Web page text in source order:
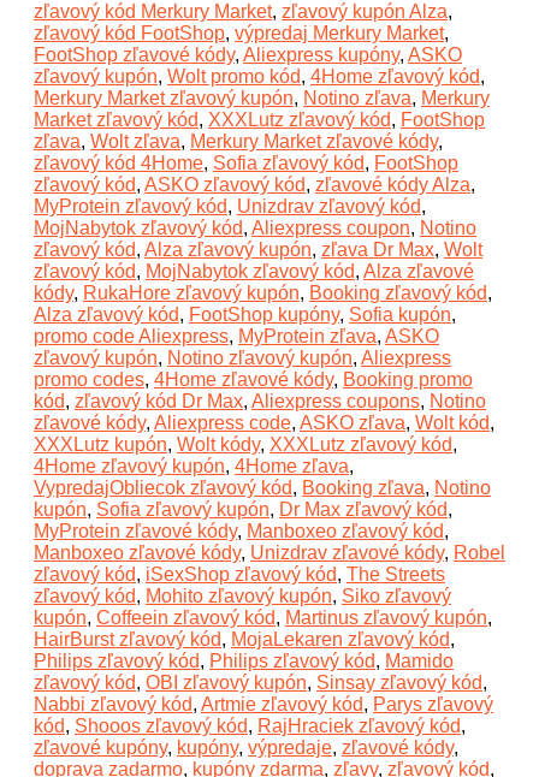
zľavový kód Merkury Market, zľavový kupón Alza,
zľavový kód FootShop, výpredaj Merkury Market,
FootShop zľavové kódy, Aliexpress kupóny, ASKO
zľavový kupón, Wolt promo kód, 4Home zľavový kód,
Merkury Market zľavový kupón, Notino zľava, Merkury
Market zľavový kód, XXXLutz zľavový kód, FootShop
zľava, Wolt zľava, Merkury Market zľavové kódy,
zľavový kód 4Home, Sofia zľavový kód, FootShop
zľavový kód, ASKO zľavový kód, zľavové kódy Alza,
MyProtein zľavový kód, Unizdrav zľavový kód,
MojNabytok zľavový kód, Aliexpress coupon, Notino
zľavový kód, Alza zľavový kupón, zľava Dr Max, Wolt
zľavový kód, MojNabytok zľavový kód, Alza zľavové
kódy, RukaHore zľavový kupón, Booking zľavový kód,
Alza zľavový kód, FootShop kupóny, Sofia kupón,
promo code Aliexpress, MyProtein zľava, ASKO
zľavový kupón, Notino zľavový kupón, Aliexpress
promo codes, 4Home zľavové kódy, Booking promo
kód, zľavový kód Dr Max, Aliexpress coupons, Notino
zľavové kódy, Aliexpress code, ASKO zľava, Wolt kód,
XXXLutz kupón, Wolt kódy, XXXLutz zľavový kód,
4Home zľavový kupón, 4Home zľava,
VypredajObliecok zľavový kód, Booking zľava, Notino
kupón, Sofia zľavový kupón, Dr Max zľavový kód,
MyProtein zľavové kódy, Manboxeo zľavový kód,
Manboxeo zľavové kódy, Unizdrav zľavové kódy, Robel
zľavový kód, iSexShop zľavový kód, The Streets
zľavový kód, Mohito zľavový kupón, Siko zľavový
kupón, Coffeein zľavový kód, Martinus zľavový kupón,
HairBurst zľavový kód, MojaLekaren zľavový kód,
Philips zľavový kód, Philips zľavový kód, Mamido
zľavový kód, OBI zľavový kupón, Sinsay zľavový kód,
Nabbi zľavový kód, Artmie zľavový kód, Parys zľavový
kód, Shooos zľavový kód, RajHraciek zľavový kód,
zľavové kupóny, kupóny, výpredaje, zľavové kódy,
doprava zadarmo, kupóny zdarma, zľavy, zľavový kód,